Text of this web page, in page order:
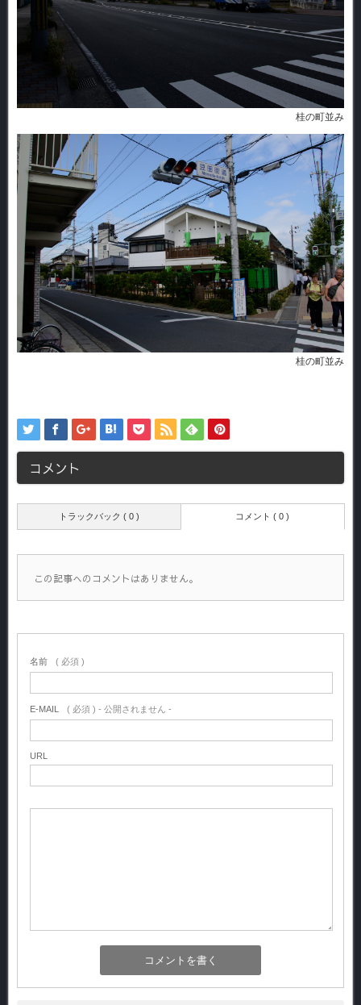
桂の町並み
桂の町並み
コメント
トラックバック ( 0 ) コメント ( 0 )
この記事へのコメントはありません。
名前 ( 必須 )
E-MAIL ( 必須 ) - 公開されません -
URL